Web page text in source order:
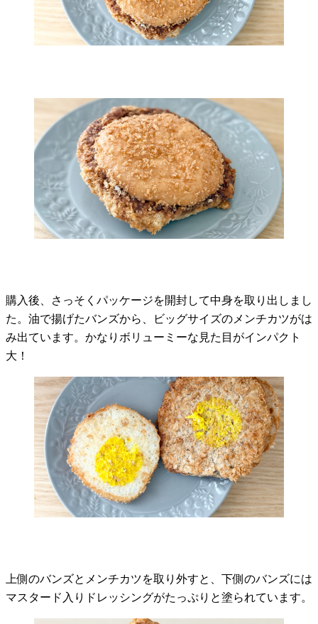
購入後、さっそくパッケージを開封して中身を取り出しまし
た。油で揚げたバンズから、ビッグサイズのメンチカツがは
み出ています。かなりボリューミーな見た目がインパクト
大！
上側のバンズとメンチカツを取り外すと、下側のバンズには
マスタード入りドレッシングがたっぷりと塗られています。